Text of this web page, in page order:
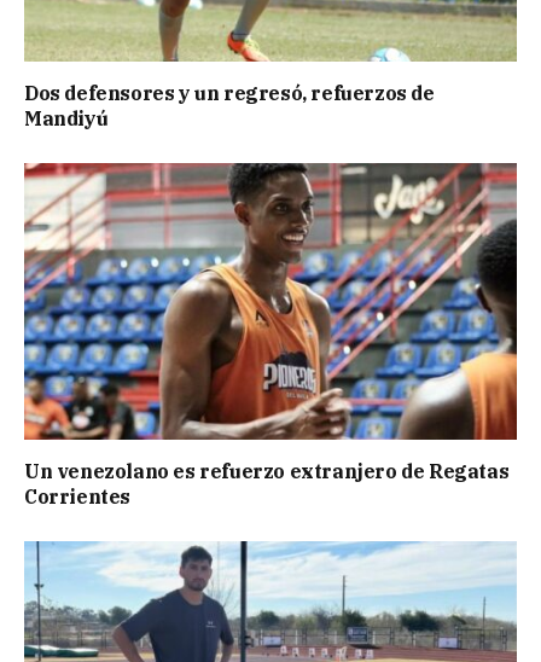
Dos defensores y un regresó, refuerzos de
Mandiyú
Un venezolano es refuerzo extranjero de Regatas
Corrientes